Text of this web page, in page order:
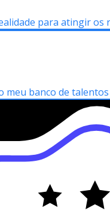
para atingir os
meu banco de talentos